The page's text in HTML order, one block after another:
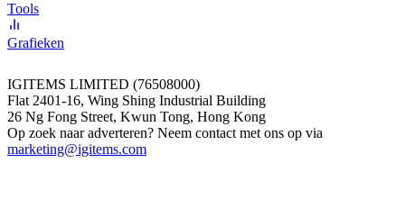
Tools
Grafieken
IGITEMS LIMITED (76508000)
Flat 2401-16, Wing Shing Industrial Building
26 Ng Fong Street, Kwun Tong, Hong Kong
Op zoek naar adverteren? Neem contact met ons op via
marketing@igitems.com